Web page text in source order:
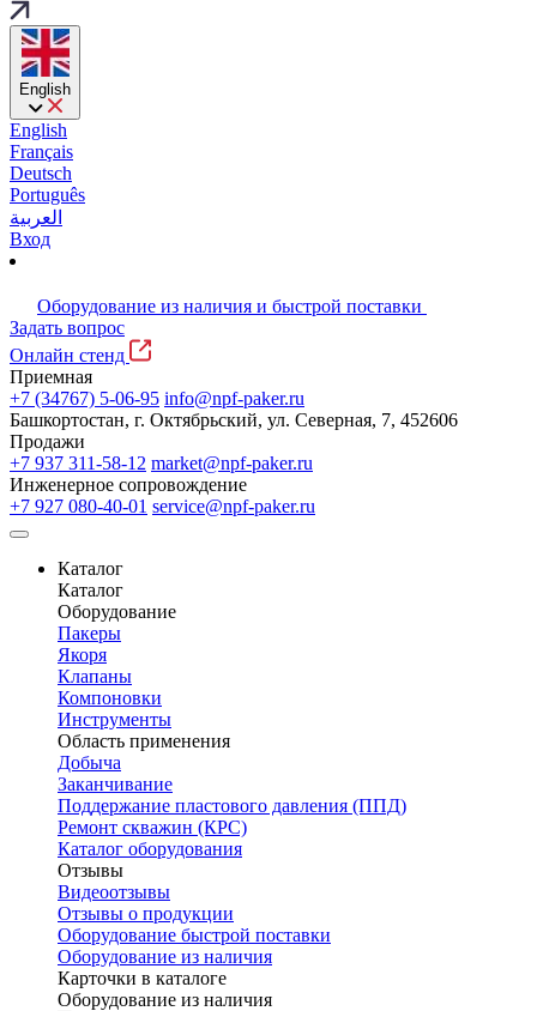
English
English
Français
Deutsch
Português
العربية
Вход
Оборудование из наличия и быстрой поставки
Задать вопрос
Онлайн стенд
Приемная
+7 (34767) 5-06-95 info@npf-paker.ru
Башкортостан, г. Октябрьский, ул. Северная, 7, 452606
Продажи
+7 937 311-58-12 market@npf-paker.ru
Инженерное сопровождение
+7 927 080-40-01 service@npf-paker.ru
Каталог
Каталог
Оборудование
Пакеры
Якоря
Клапаны
Компоновки
Инструменты
Область применения
Добыча
Заканчивание
Поддержание пластового давления (ППД)
Ремонт скважин (КРС)
Каталог оборудования
Отзывы
Видеоотзывы
Отзывы о продукции
Оборудование быстрой поставки
Оборудование из наличия
Карточки в каталоге
Оборудование из наличия